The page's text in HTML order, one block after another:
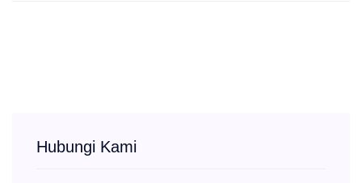
Hubungi Kami